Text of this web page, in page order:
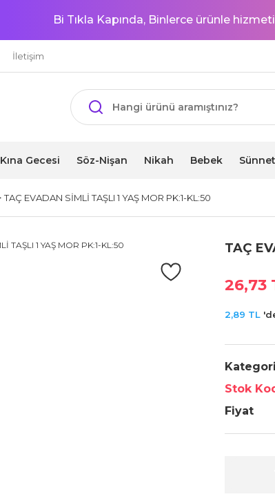
Bi Tıkla Kapında, Binlerce ürünle
İletişim
Kına Gecesi Söz-Nişan Nikah Bebek Sünnet
TAÇ EVADAN SİMLİ TAŞLI 1 YAŞ MOR PK:1-KL:50
TAÇ
26,73
2,89 TL
Kategori
Stok
Fiyat